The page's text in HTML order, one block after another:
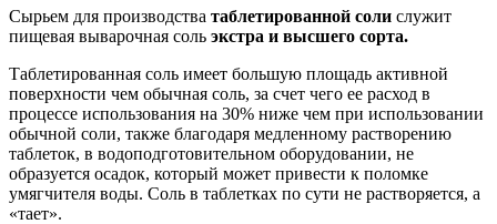
Сырьем для производства таблетированной соли служит
пищевая выварочная соль экстра и высшего сорта.
Таблетированная соль имеет большую площадь активной
поверхности чем обычная соль, за счет чего ее расход в
процессе использования на 30% ниже чем при использовании
обычной соли, также благодаря медленному растворению
таблеток, в водоподготовительном оборудовании, не
образуется осадок, который может привести к поломке
умягчителя воды. Соль в таблетках по сути не растворяется, а
«тает».